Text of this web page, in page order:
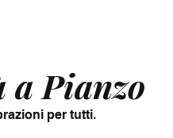
Pianzo
per tutti.